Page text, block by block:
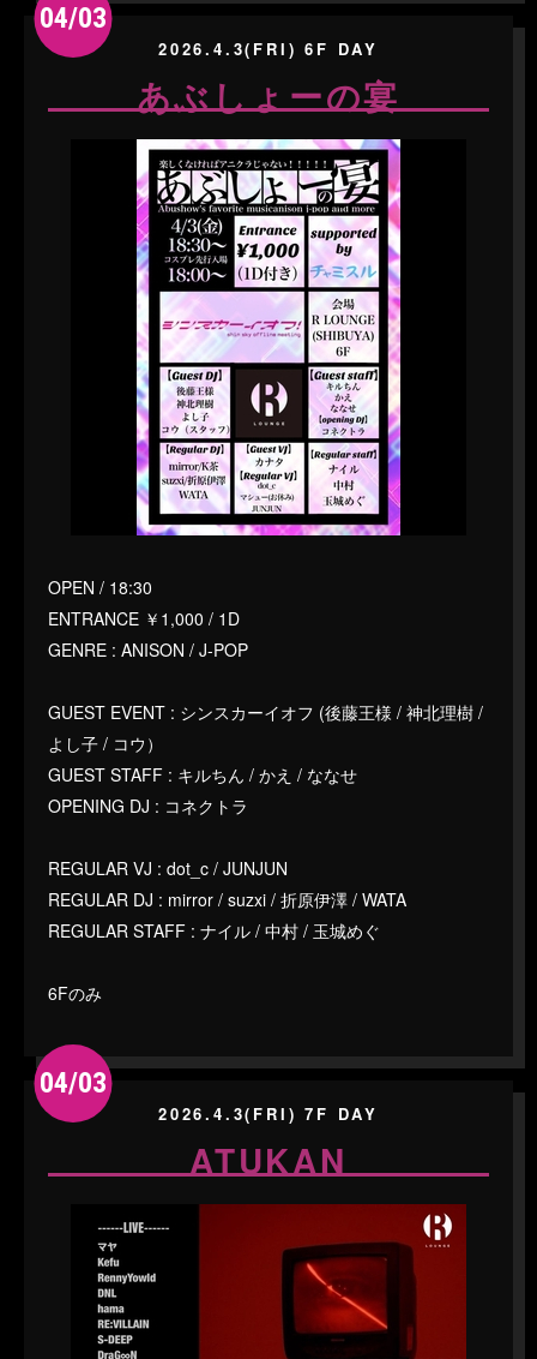
04/03
2026.4.3(FRI) 6F DAY
あぶしょーの宴
OPEN / 18:30
ENTRANCE ￥1,000 / 1D
GENRE : ANISON / J-POP
GUEST EVENT : シンスカーイオフ (後藤王様 / 神北理樹 /
よし子 / コウ）
GUEST STAFF : キルちん / かえ / ななせ
OPENING DJ : コネクトラ
REGULAR VJ : dot_c / JUNJUN
REGULAR DJ : mirror / suzxi / 折原伊澤 / WATA
REGULAR STAFF : ナイル / 中村 / 玉城めぐ
6Fのみ
04/03
2026.4.3(FRI) 7F DAY
ATUKAN